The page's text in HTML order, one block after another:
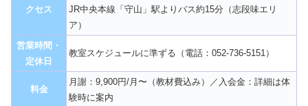
クセス
JR中央本線「守山」駅よりバス約15分（志段味エリ
ア）
営業時間・
定休日
教室スケジュールに準ずる（電話：052-736-5151）
料金
月謝：9,900円/月〜（教材費込み）／入会金：詳細は体
験時に案内